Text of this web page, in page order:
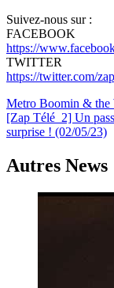
Suivez-nous sur :
FACEBOOK
https://
TWITTER
https://twitter.com/
Navigation
de
Metro Boomin & the
[Zap Télé_2] Un
surprise ! (02/05/23)
Autres News